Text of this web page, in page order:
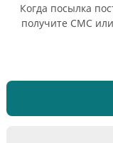
Когда посылка
получите СМС